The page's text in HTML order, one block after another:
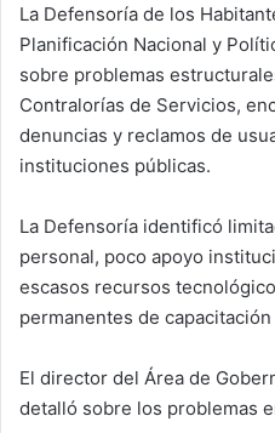
La Defensoría de los
Planificación Nacional y
sobre problemas
Contralorías de Servicios,
denuncias y reclamos de
instituciones públicas.
La Defensoría identificó
personal, poco apoyo
escasos recursos
permanentes de
El director del Área de
detalló sobre los problemas